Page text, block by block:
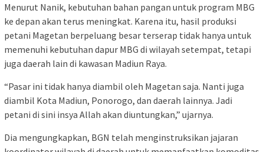
Menurut Nanik, kebutuhan bahan pangan untuk program MBG
ke depan akan terus meningkat. Karena itu, hasil produksi
petani Magetan berpeluang besar terserap tidak hanya untuk
memenuhi kebutuhan dapur MBG di wilayah setempat, tetapi
juga daerah lain di kawasan Madiun Raya.
“Pasar ini tidak hanya diambil oleh Magetan saja. Nanti juga
diambil Kota Madiun, Ponorogo, dan daerah lainnya. Jadi
petani di sini insya Allah akan diuntungkan,” ujarnya.
Dia mengungkapkan, BGN telah menginstruksikan jajaran